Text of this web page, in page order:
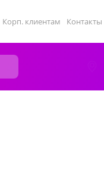
Корп. клиентам Контакты